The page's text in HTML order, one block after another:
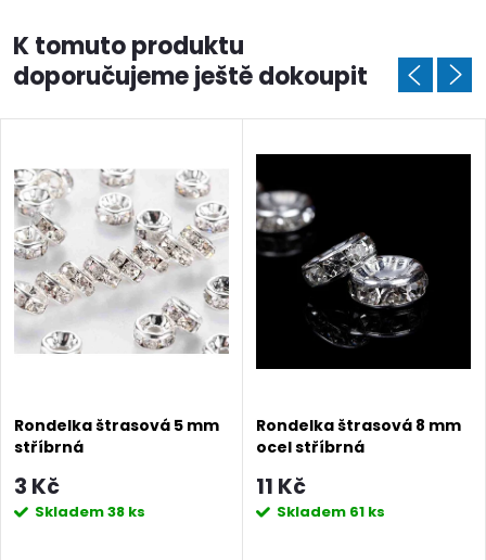
K tomuto produktu
doporučujeme ještě dokoupit
Rondelka štrasová 5 mm
stříbrná
3 Kč
Skladem38 ks
Rondelka štrasová 8 mm
ocel stříbrná
11 Kč
Skladem 61 ks